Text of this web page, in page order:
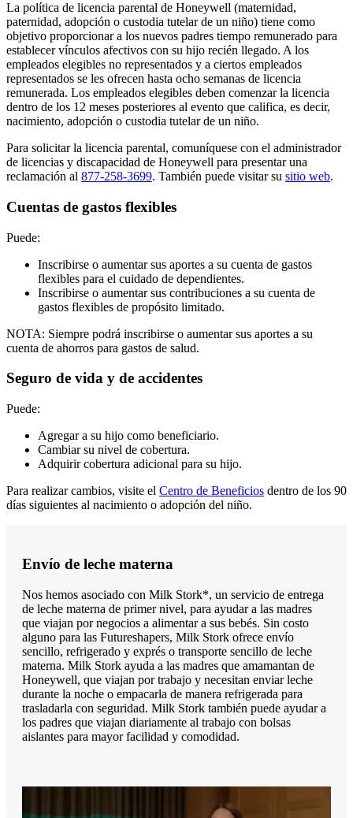
La política de licencia parental de Honeywell (maternidad,
paternidad, adopción o custodia tutelar de un niño) tiene como
objetivo proporcionar a los nuevos padres tiempo remunerado para
establecer vínculos afectivos con su hijo recién llegado. A los
empleados elegibles no representados y a ciertos empleados
representados se les ofrecen hasta ocho semanas de licencia
remunerada. Los empleados elegibles deben comenzar la licencia
dentro de los 12 meses posteriores al evento que califica, es decir,
nacimiento, adopción o custodia tutelar de un niño.
Para solicitar la licencia parental, comuníquese con el administrador
de licencias y discapacidad de Honeywell para presentar una
reclamación al 877-258-3699. También puede visitar su sitio web.
Cuentas de gastos flexibles
Puede:
Inscribirse o aumentar sus aportes a su cuenta de gastos
flexibles para el cuidado de dependientes.
Inscribirse o aumentar sus contribuciones a su cuenta de
gastos flexibles de propósito limitado.
NOTA: Siempre podrá inscribirse o aumentar sus aportes a su
cuenta de ahorros para gastos de salud.
Seguro de vida y de accidentes
Puede:
Agregar a su hijo como beneficiario.
Cambiar su nivel de cobertura.
Adquirir cobertura adicional para su hijo.
Para realizar cambios, visite el Centro de Beneficios dentro de los 90
días siguientes al nacimiento o adopción del niño.
Envío de leche materna
Nos hemos asociado con Milk Stork*, un servicio de entrega
de leche materna de primer nivel, para ayudar a las madres
que viajan por negocios a alimentar a sus bebés. Sin costo
alguno para las Futureshapers, Milk Stork ofrece envío
sencillo, refrigerado y exprés o transporte sencillo de leche
materna. Milk Stork ayuda a las madres que amamantan de
Honeywell, que viajan por trabajo y necesitan enviar leche
durante la noche o empacarla de manera refrigerada para
trasladarla con seguridad. Milk Stork también puede ayudar a
los padres que viajan diariamente al trabajo con bolsas
aislantes para mayor facilidad y comodidad.